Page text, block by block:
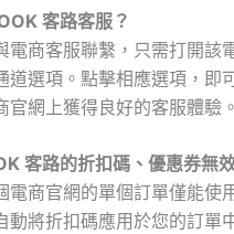
客路客服？
電商客服聯繫，只需打開該
道選項。點擊相應選項，即
官網上獲得良好的客服體驗。
客路的折扣碼、優惠券無
電商官網的單個訂單僅能使
動將折扣碼應用於您的訂單